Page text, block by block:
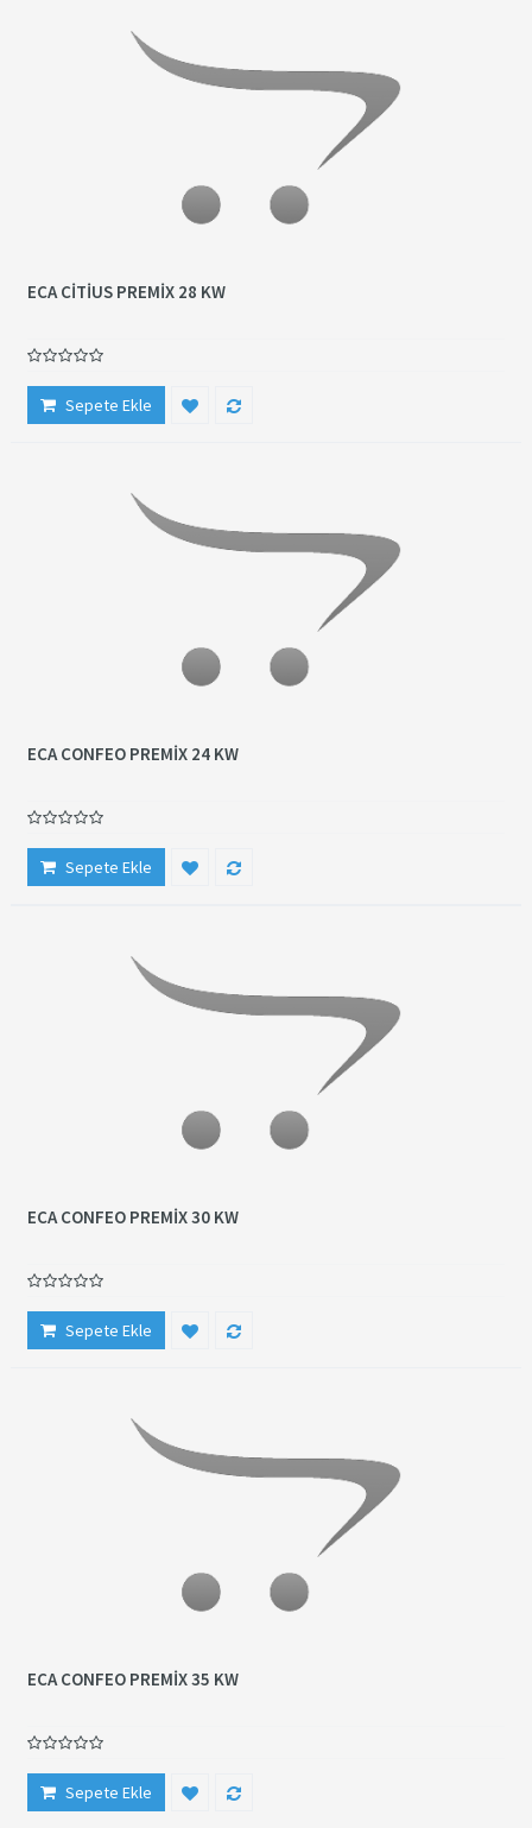
ECA CİTİUS PREMİX 28 KW
Sepete Ekle
ECA CONFEO PREMİX 24 KW
Sepete Ekle
ECA CONFEO PREMİX 30 KW
Sepete Ekle
ECA CONFEO PREMİX 35 KW
Sepete Ekle